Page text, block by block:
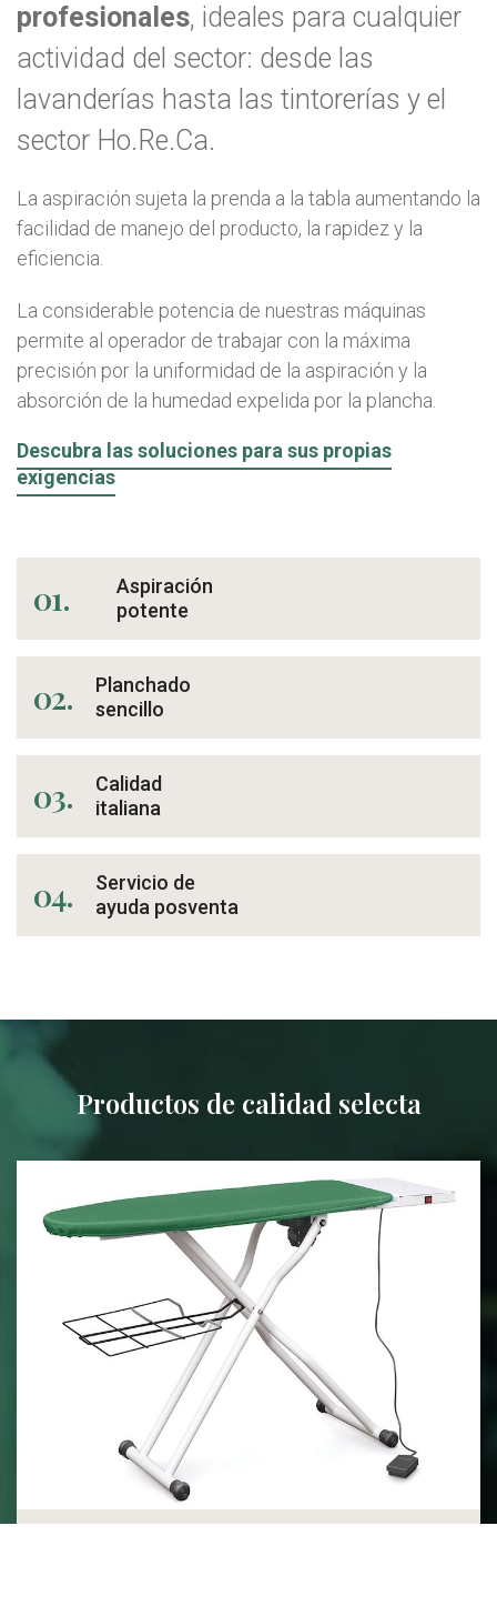
profesionales, ideales para cualquier
actividad del sector: desde las
lavanderías hasta las tintorerías y el
sector Ho.Re.Ca.
La aspiración sujeta la prenda a la tabla aumentando la
facilidad de manejo del producto, la rapidez y la
eficiencia.
La considerable potencia de nuestras máquinas
permite al operador de trabajar con la máxima
precisión por la uniformidad de la aspiración y la
absorción de la humedad expelida por la plancha.
Descubra las soluciones para sus propias
exigencias
01.
Aspiración
potente
02.
Planchado
sencillo
03.
Calidad
italiana
04.
Servicio de
ayuda posventa
Productos de calidad selecta